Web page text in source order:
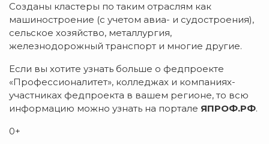
Созданы кластеры по таким отраслям как
машиностроение (с учетом авиа- и судостроения),
сельское хозяйство, металлургия,
железнодорожный транспорт и многие другие.
Если вы хотите узнать больше о федпроекте
«Профессионалитет», колледжах и компаниях-
участниках федпроекта в вашем регионе, то всю
информацию можно узнать на портале ЯПРОФ.РФ.
0+